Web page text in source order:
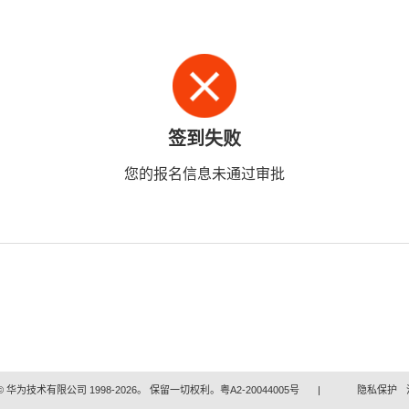
签到失败
您的报名信息未通过审批
华为技术有限公司 1998-2026。 保留一切权利。粤A2-20044005号 | 隐私保护